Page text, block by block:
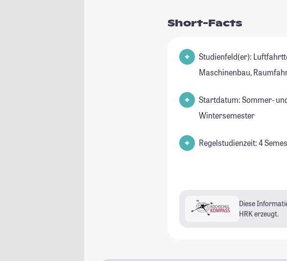
Short-Facts
Studienfeld(er): Luftfahrttechnik,
Maschinenbau,
Startdatum: Sommer-
Wintersemester
Regelstudienzeit: 4
Diese
HRK erzeugt.